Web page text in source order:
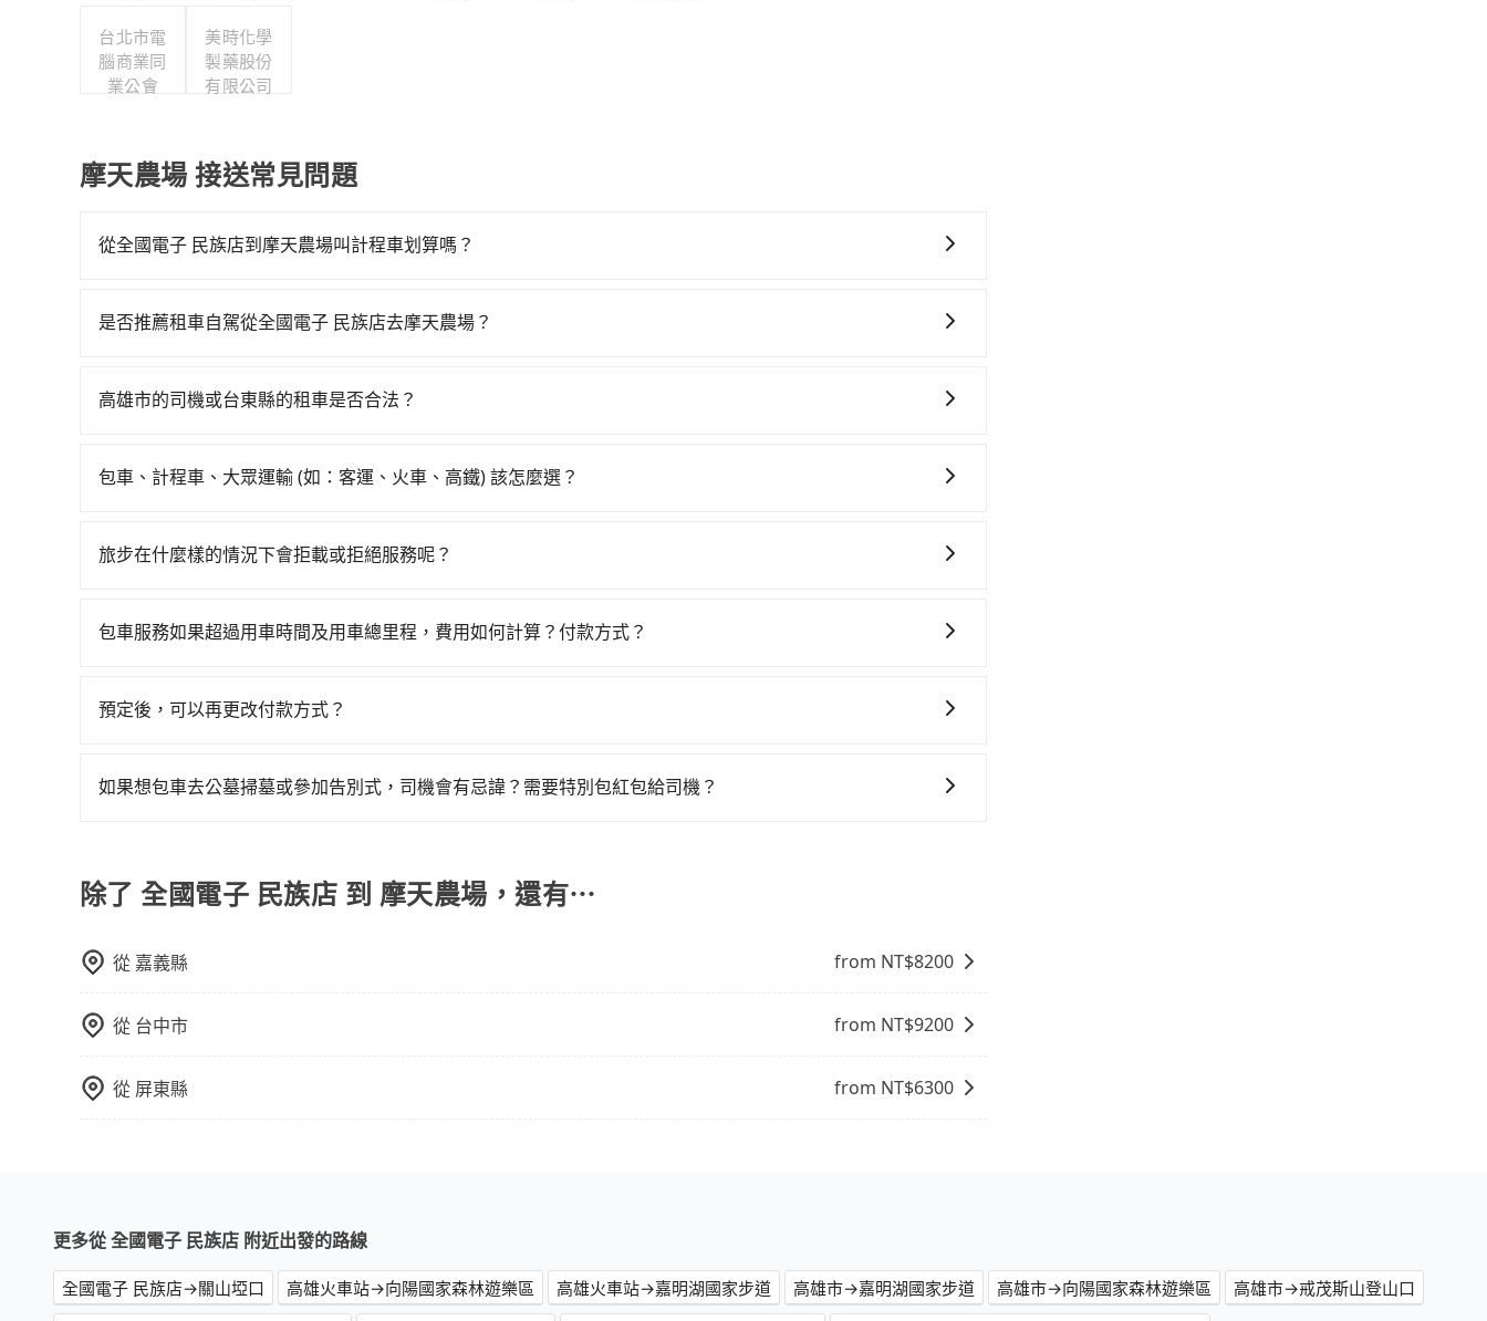
台北市電
腦商業同
業公會
美時化學
製藥股份
有限公司
摩天農場 接送常見問題
從全國電子 民族店到摩天農場叫計程車划算嗎？
到車，也可考慮打電話至附近的計程車隊，如有限責任高雄市大昌計程車、大都會衛星車隊、好客來計程車等叫
農場的跳表小黃可能較為便宜，但當你們人數超過四位時，叫兩輛計程車的費用就貴了，若改選tripool的專車服
是否推薦租車自駕從全國電子 民族店去摩天農場？
說匯眾國際、翊婕國際小客車租賃、租租車汽車租賃。一般租車以天為單位，小轎車如Toyota Altis、Nissan
程限定200~400公里，超過還會額外加收100~2,000元不等的費用。由於絕大多數的租車公司都沒有提供甲租乙
是犧牲了當天要開車的親友的遊玩興緻。再者，租車地點可能離全國電子 民族店還有段路，且須配合車行營業時
高雄市的司機或台東縣的租車是否合法？
警察臨檢並趕下車，出意外後保險公司更是不會提供任何理賠，如果又遇到心術不正的司機，其犯罪行為可能都
好辨別叫的車是否合法，就看車牌的開頭，只要不是R或T開頭的車，就一定是違法。
包車、計程車、大眾運輸 (如：客運、火車、高鐵) 該怎麼選？
程車最貴，而大眾運輸通常較便宜。 行程：需多點停留的行程建議可選可客製化行程的包車，如果時間比較寬鬆
可選用大眾運輸。 便利性：需要便利性和方便性可選包車和計程車，喜歡探險和體驗當地文化則可搭乘大眾運
旅步在什麼樣的情況下會拒載或拒絕服務呢？
訂購時填寫的數量。請務必確實填寫當日實際攜帶的行李及乘坐的總人數，包含成人及兒童／嬰幼兒。 2) 孩童
包車服務如果超過用車時間及用車總里程，費用如何計算？付款方式？
的里程數，每10公里加收150元的費用。這些額外費用可以在下車前付現給司機。
預定後，可以再更改付款方式？
該訂單後再以其他付款方式重新預約行程即可。
如果想包車去公墓掃墓或參加告別式，司機會有忌諱？需要特別包紅包給司機？
議。此外，是否需要給司機紅包或小費，則可以由您自行決定。不過，建議可事先詢問司機是否接受。」
除了 全國電子 民族店 到 摩天農場，還有⋯
從 嘉義縣 from NT$8200
從 台中市 from NT$9200
從 屏東縣 from NT$6300
更多從 全國電子 民族店 附近出發的路線
全國電子 民族店→關山埡口 高雄火車站→向陽國家森林遊樂區 高雄火車站→嘉明湖國家步道 高雄市→嘉明湖國家步道 高雄市→向陽國家森林遊樂區
高雄市→戒茂斯山登山口